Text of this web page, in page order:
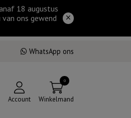
18 augustus
ons gewend
WhatsApp ons
Account
0
Winkelmand